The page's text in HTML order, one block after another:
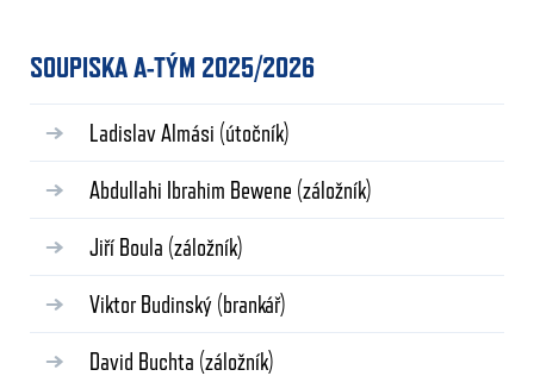
SOUPISKA A-TÝM 2025/2026
Ladislav Almási (útočník)
Abdullahi Ibrahim Bewene (záložník)
Jiří Boula (záložník)
Viktor Budinský (brankář)
David Buchta (záložník)